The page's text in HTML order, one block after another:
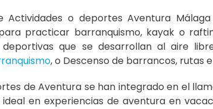
Actividades o deportes Aventura
practicar barranquismo, kayak o
deportivas que se desarrollan al aire
, o Descenso de barrancos, rutas
de Aventura se han integrado en el
en experiencias de aventura en